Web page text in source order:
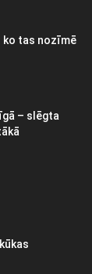
ko tas nozīmē
– slēgta